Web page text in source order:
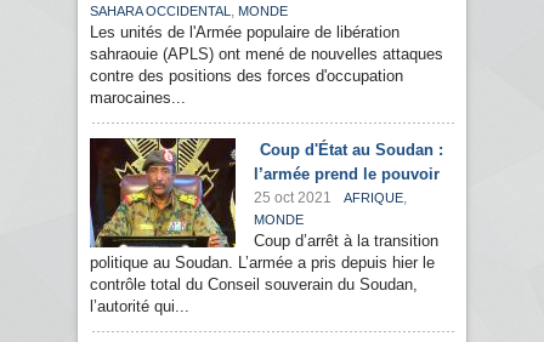
SAHARA OCCIDENTAL , MONDE
Les unités de l'Armée populaire de libération
sahraouie (APLS) ont mené de nouvelles attaques
contre des positions des forces d'occupation
marocaines...
Coup d'État au Soudan :
l’armée prend le pouvoir
25 oct 2021 AFRIQUE,
MONDE
Coup d’arrêt à la transition
politique au Soudan. L’armée a pris depuis hier le
contrôle total du Conseil souverain du Soudan,
l’autorité qui...